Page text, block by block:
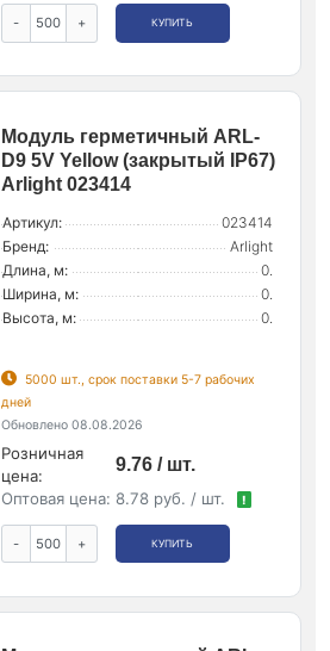
- + КУПИТЬ
Модуль герметичный ARL-
D9 5V Yellow (закрытый IP67)
Arlight 023414
Артикул:
023414
Бренд:
Arlight
Длина, м:
0.
Ширина, м:
0.
Высота, м:
0.
5000 шт., срок поставки 5-7 рабочих
дней
Обновлено 08.08.2026
Розничная
цена:
9.76 / шт.
Оптовая цена: 8.78 руб. / шт. !
- + КУПИТЬ